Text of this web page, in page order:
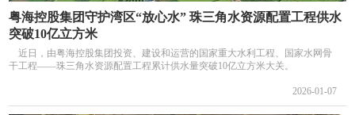
粤海控股集团守护湾区“放心水” 珠三角水资源配置工程供水
突破10亿立方米
近日，由粤海控股集团投资、建设和运营的国家重大水利工程、国家水网骨
干工程——珠三角水资源配置工程累计供水量突破10亿立方米大关。
2026-01-07